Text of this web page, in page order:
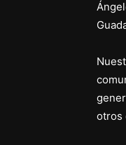
otros